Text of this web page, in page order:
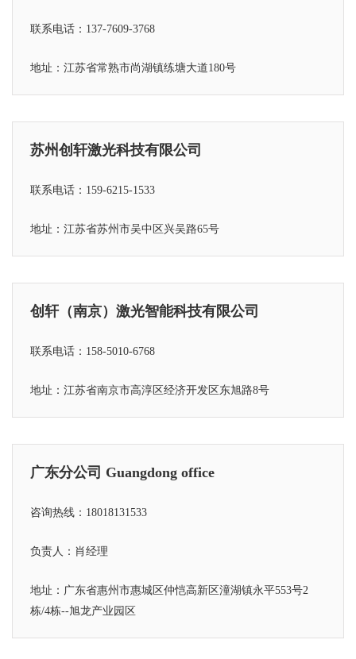
联系电话：137-7609-3768
地址：江苏省常熟市尚湖镇练塘大道180号
苏州创轩激光科技有限公司
联系电话：159-6215-1533
地址：江苏省苏州市吴中区兴吴路65号
创轩（南京）激光智能科技有限公司
联系电话：158-5010-6768
地址：江苏省南京市高淳区经济开发区东旭路8号
广东分公司 Guangdong office
咨询热线：18018131533
负责人：肖经理
地址：广东省惠州市惠城区仲恺高新区潼湖镇永平553号2
栋/4栋--旭龙产业园区